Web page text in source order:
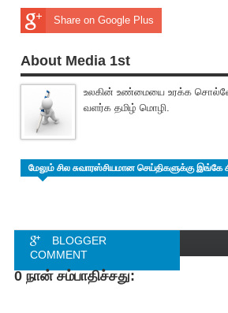
Share on Google Plus
About Media 1st
உலகின் உண்மையை உரக்க
வளர்க தமிழ் மொழி.
மேலும் சில சுவாரஸ்சியமான செய்திகளுக்கு இங்கே
BLOGGER
COMMENT
FACEBOOK
0 நான் சம்பாதிச்சது: